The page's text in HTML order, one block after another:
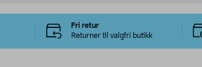
Fri retur
Returner til valgfri butikk